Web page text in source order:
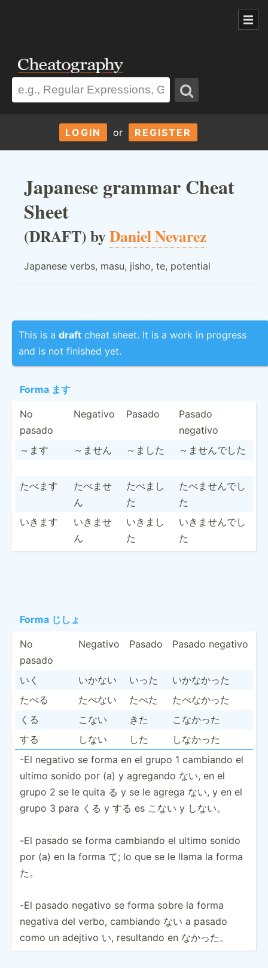
LOGIN or REGISTER
Japanese grammar Cheat
Sheet
(DRAFT) byDaniel Nevarez
Japanese verbs, masu, jisho, te, potential
This is a draft cheat sheet. It is a work in progress
and is not finished yet.
Forma ます
No
pasado
Negativo Pasado
Pasado
negativo
～ます
～ません ～ました ～ませんでした
たべます
たべませ
ん
たべまし
た
たべませんでし
た
いきます
いきませ
ん
いきまし
た
いきませんでし
た
Forma じしょ
No
pasado
Negativo Pasado Pasado negativo
いく いかない いった
いかなかった
たべる
たべない たべた
たべなかった
くる
こない きた
こなかった
する
しない した
しなかった
-El negativo se forma en el grupo 1 cambiando el
ultimo sonido por (a) y agregando ない, en el
grupo 2 se le quita る y se le agrega ない, y en el
grupo 3 para くる y する es こない y しない。
-El pasado se forma cambiando el ultimo sonido
por (a) en la forma て; lo que se le llama la forma
た。
-El pasado negativo se forma sobre la forma
negativa del verbo, cambiando ない a pasado
como un adejtivo い, resultando en なかった。